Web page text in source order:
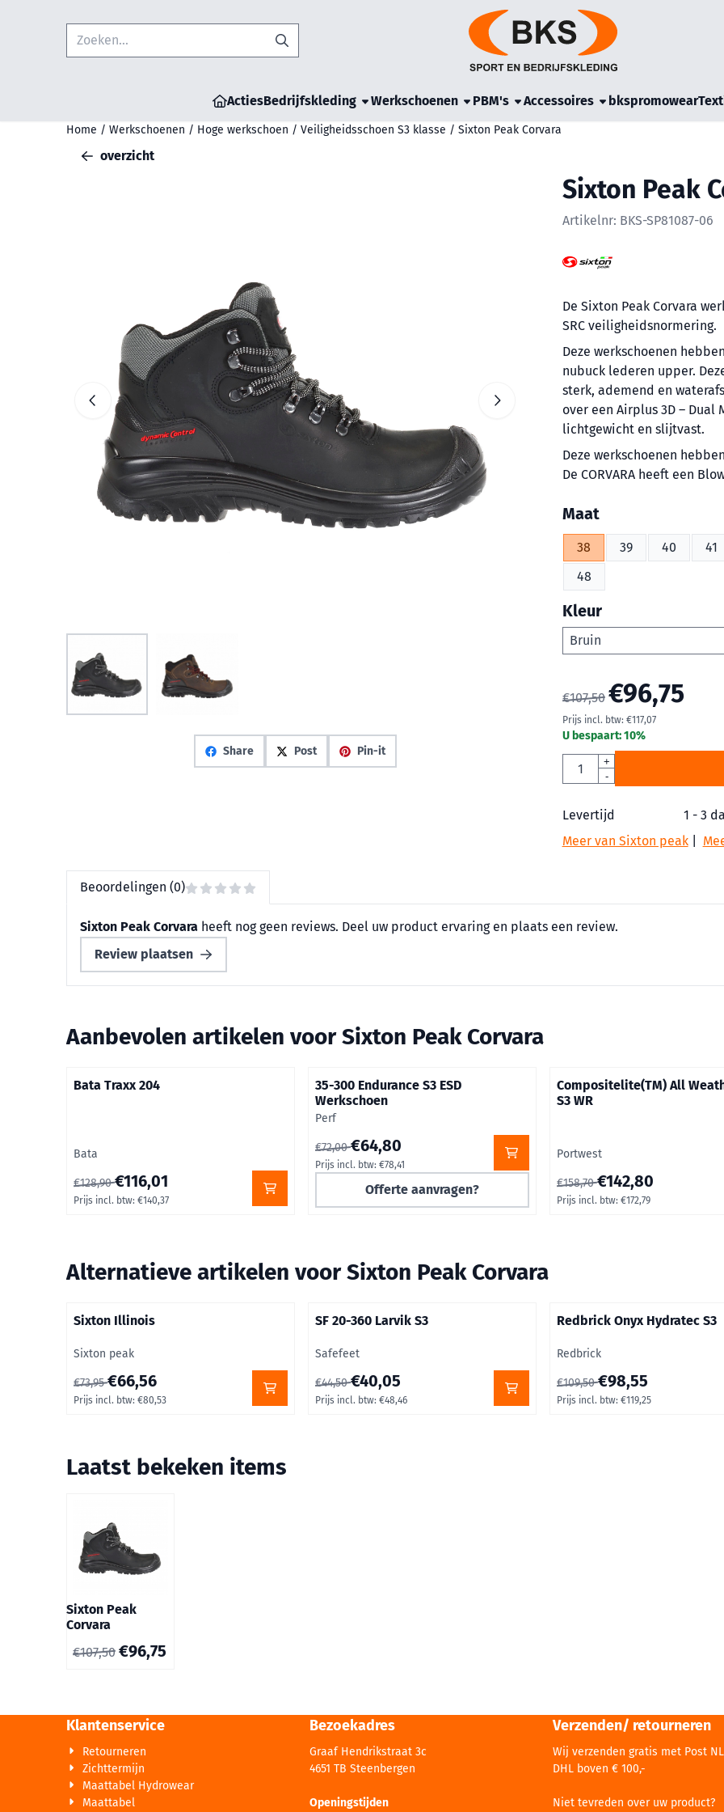
Zoeken
ActiesBedrijfskleding Werkschoenen PBM's Accessoires bkspromowear
Home / Werkschoenen / Hoge werkschoen / Veiligheidsschoen S3 klasse / Sixton Peak Corvara
overzicht
Share Post Pin-it
Sixton Peak
Artikelnr: BKS-SP81087-06
De Sixton Peak Corvara
SRC veiligheidsnormering.
Deze werkschoenen
nubuck lederen upper.
sterk, ademend en
over een Airplus 3D – Dual
lichtgewicht en slijtvast.
Deze werkschoenen
De CORVARA heeft een
Maak een keuze voor
Maat
38 39 40 41
48
Kleur
€107,50 €96,75
Prijs incl. btw: €117,07
U bespaart:10%
Aantal
+
-
Levertijd
1 - 3
Meer van Sixton peak|
Beoordelingen (0)
Sixton Peak Corvara heeft nog geen reviews. Deel uw product ervaring en plaats een review.
Review plaatsen
Aanbevolen artikelen voorSixton Peak Corvara
Bata Traxx 204
Merk:
Bata
Van 128,90 voor 116,01, inclusief btw: 140,37
€128,90€116,01
Prijs incl. btw: €140,37
35-300 Endurance S3 ESD
Werkschoen
Merk:
Perf
Van 72,00 voor 64,80, inclusief btw: 78,41
€72,00€64,80
Prijs incl. btw: €78,41
Offerte aanvragen?
Compositelite(TM) All
S3 WR
Merk:
Portwest
Van 158,70 voor 142,80,
€158,70€142,80
Prijs incl. btw: €172,79
Alternatieve artikelen voorSixton Peak Corvara
Sixton Illinois
Merk:
Sixton peak
Van 73,95 voor 66,56, inclusief btw: 80,53
€73,95€66,56
Prijs incl. btw: €80,53
SF 20-360 Larvik S3
Merk:
Safefeet
Van 44,50 voor 40,05, inclusief btw: 48,46
€44,50€40,05
Prijs incl. btw: €48,46
Redbrick Onyx Hydratec S3
Merk:
Redbrick
Van 109,50 voor 98,55,
€109,50€98,55
Prijs incl. btw: €119,25
Laatst bekeken items
Sixton Peak
Corvara
€107,50 €96,75
Klantenservice
Retourneren
Zichttermijn
Maattabel Hydrowear
Maattabel
Bezoekadres
Graaf Hendrikstraat 3c
4651 TB Steenbergen
Openingstijden
Verzenden/ retourneren
Wij verzenden gratis met Post
DHL boven € 100,-
Niet tevreden over uw product?